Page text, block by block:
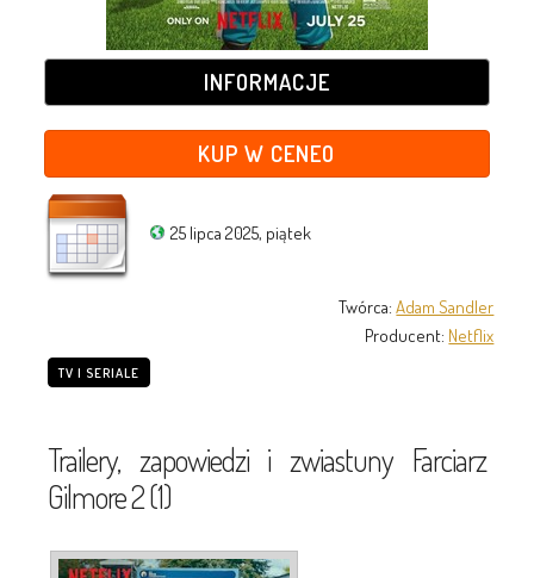
INFORMACJE
KUP W CENEO
25 lipca 2025, piątek
Twórca:Adam Sandler
Producent: Netflix
TV I SERIALE
Trailery, zapowiedzi i zwiastuny Farciarz
Gilmore 2 (1)